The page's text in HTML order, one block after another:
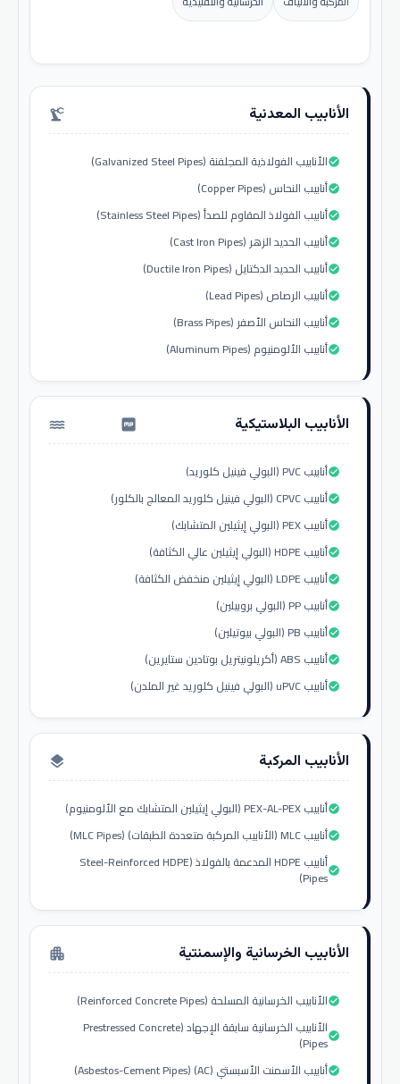
الأنابيب المعدنية precision_manufacturing
الأنابيب الفولاذية المجلفنة (Galvanized Steel Pipes)check_circle
أنابيب النحاس (Copper Pipes)check_circle
أنابيب الفولاذ المقاوم للصدأ (Stainless Steel Pipes)check_circle
أنابيب الحديد الزهر (Cast Iron Pipes)check_circle
أنابيب الحديد الدكتايل (Ductile Iron Pipes)check_circle
أنابيب الرصاص (Lead Pipes)check_circle
أنابيب النحاس الأصفر (Brass Pipes)check_circle
أنابيب الألومنيوم (Aluminum Pipes)check_circle
الأنابيب البلاستيكية water_pump
أنابيب PVC (البولي فينيل كلوريد)check_circle
أنابيب CPVC (البولي فينيل كلوريد المعالج بالكلور)check_circle
أنابيب PEX (البولي إيثيلين المتشابك)check_circle
أنابيب HDPE (البولي إيثيلين عالي الكثافة)check_circle
أنابيب LDPE (البولي إيثيلين منخفض الكثافة)check_circle
أنابيب PP (البولي بروبيلين)check_circle
أنابيب PB (البولي بيوتيلين)check_circle
أنابيب ABS (أكريلونيتريل بوتادين ستايرين)check_circle
أنابيب uPVC (البولي فينيل كلوريد غير الملدن)check_circle
الأنابيب المركبة layers
أنابيب PEX-AL-PEX (البولي إيثيلين المتشابك مع الألومنيوم)check_circle
أنابيب MLC (الأنابيب المركبة متعددة الطبقات) (MLC Pipes)check_circle
أنابيب HDPE المدعمة بالفولاذ (Steel-Reinforced HDPE
Pipes)check_circle
الأنابيب الخرسانية والإسمنتية apartment
الأنابيب الخرسانية المسلحة (Reinforced Concrete Pipes)check_circle
الأنابيب الخرسانية سابقة الإجهاد (Prestressed Concrete
Pipes)check_circle
أنابيب الأسمنت الأسبستي (AC) (Asbestos-Cement Pipes)check_circle